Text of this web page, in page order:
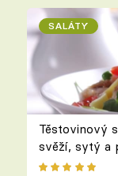
SALÁTY
Těstovinový
svěží, sytý a